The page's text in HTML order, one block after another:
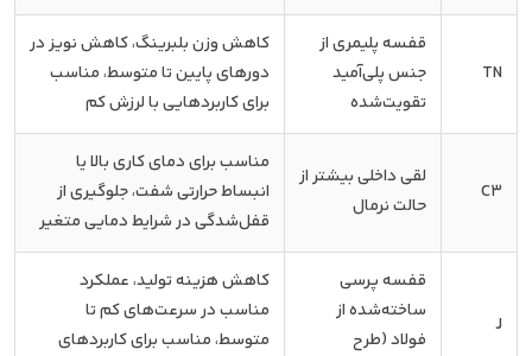
TN
قفسه پلیمری از
جنس پلی‌آمید
تقویت‌شده
کاهش وزن بلبرینگ، کاهش نویز در
دورهای پایین تا متوسط، مناسب
برای کاربردهایی با لرزش کم
C3
لقی داخلی بیشتر از
حالت نرمال
مناسب برای دمای کاری بالا یا
انبساط حرارتی شفت، جلوگیری از
قفل‌شدگی در شرایط دمایی متغیر
J
قفسه پرسی
ساخته‌شده از
فولاد (طرح
کاهش هزینه تولید، عملکرد
مناسب در سرعت‌های کم تا
متوسط، مناسب برای کاربردهای